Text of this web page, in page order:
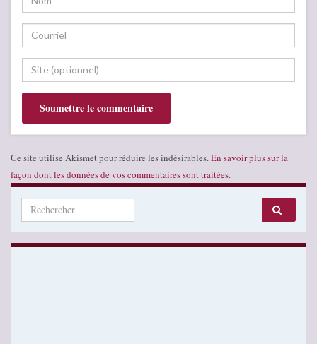
Ce site utilise Akismet pour réduire les indésirables. En savoir plus sur la
façon dont les données de vos commentaires sont traitées.
Search for: